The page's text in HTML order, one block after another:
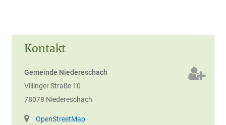
Kontakt
Gemeinde Niedereschach
Villinger Straße 10
78078 Niedereschach
OpenStreetMap